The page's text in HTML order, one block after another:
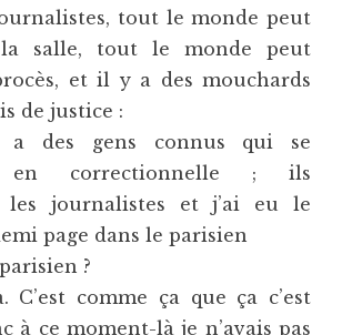
tout le monde peut
salle, tout le monde peut
et il y a des mouchards
de justice :
des gens connus qui se
en correctionnelle ; ils
les journalistes et j’ai eu le
page dans le parisien
?
C’est comme ça que ça c’est
à ce moment-là je n’avais pas